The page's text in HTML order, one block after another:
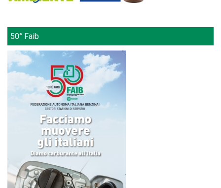
50° Faib